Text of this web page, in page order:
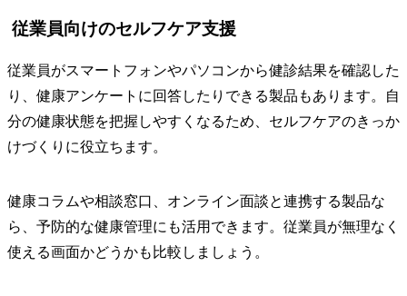
従業員向けのセルフケア支援
従業員がスマートフォンやパソコンから健診結果を確認した
り、健康アンケートに回答したりできる製品もあります。自
分の健康状態を把握しやすくなるため、セルフケアのきっか
けづくりに役立ちます。
健康コラムや相談窓口、オンライン面談と連携する製品な
ら、予防的な健康管理にも活用できます。従業員が無理なく
使える画面かどうかも比較しましょう。